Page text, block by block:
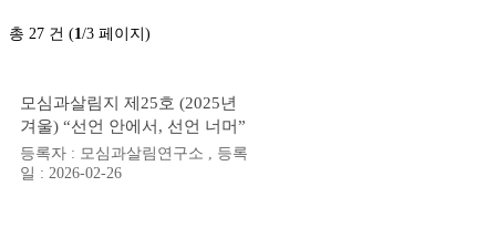
총 27 건 (1/3 페이지)
모심과살림지 제25호 (2025년
겨울) “선언 안에서, 선언 너머”
등록자 : 모심과살림연구소 , 등록
일 : 2026-02-26